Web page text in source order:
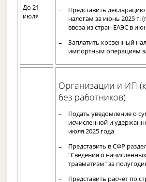
До 21
июля
Представить
налогам за июнь 2025 г.
ввоза из стран ЕАЭС в
Заплатить косвенный
импортным операциям
Организации и ИП
без работников)
Подать уведомление о
исчисленной и
июля 2025 года
Представить в СФР
"Сведения о
травматизм" за
Представить расчет по